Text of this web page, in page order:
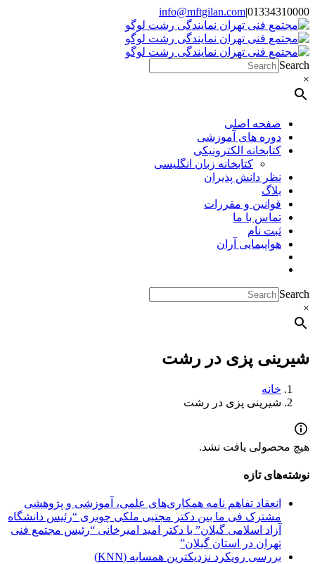
Skip
to
content
01334310000
|
info@mftgilan.com
Instagram
LinkedIn
Search
×
صفحه اصلی
دوره های آموزشی
کتابخانه الکترونیکی
کتابخانه زبان انگلیسی
نظر دانش پذیران
بلاگ
قوانین و مقررات
تماس با ما
ثبت نام
هواپیمایی آران
Search
×
شیرینی پزی در رشت
خانه
شیرینی پزی در رشت
هیچ محصولی یافت نشد.
نوشته‌های تازه
انعقاد تفاهم نامه همکاری‌های علمی، آموزشی و پژوهشی
مشترک فی ما بین دکتر مجتبی ملکی چوبری “رئیس دانشگاه
آزاد اسلامی گیلان” با دکتر امید امیرخانی “رئیس مجتمع فنی
تهران در استان گیلان”
بررسی رویکرد نزدیکترین همسایه (KNN)